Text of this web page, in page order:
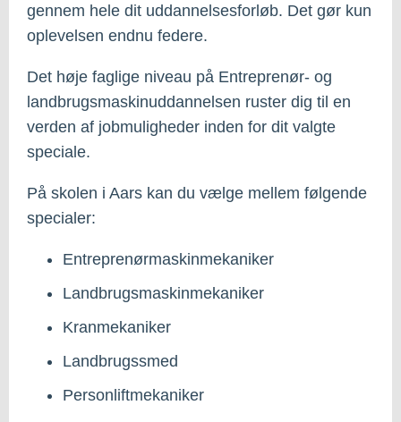
gennem hele dit uddannelsesforløb. Det gør kun
oplevelsen endnu federe.
Det høje faglige niveau på Entreprenør- og
landbrugsmaskinuddannelsen ruster dig til en
verden af jobmuligheder inden for dit valgte
speciale.
På skolen i Aars kan du vælge mellem følgende
specialer:
Entreprenørmaskinmekaniker
Landbrugsmaskinmekaniker
Kranmekaniker
Landbrugssmed
Personliftmekaniker